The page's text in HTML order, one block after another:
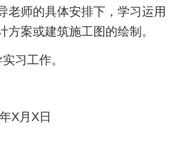
老师的具体安排下，学习运用
案或建筑施工图的绘制。
习工作。
X月X日